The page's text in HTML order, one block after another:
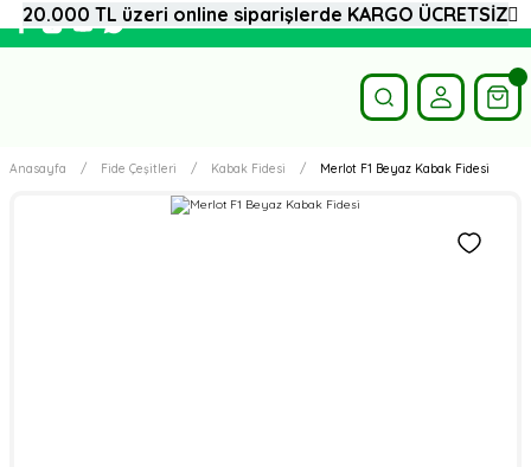
Anasayfa Fide Çeşitleri Kabak Fidesi Merlot F1 Beyaz Kabak Fidesi
20.000 TL üzeri online siparişlerde KARGO ÜCRETSİZ